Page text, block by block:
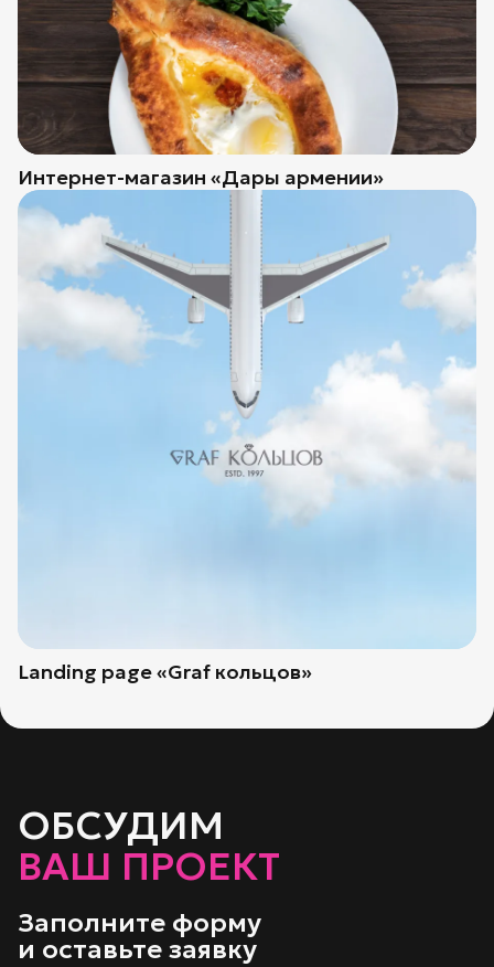
Интернет-магазин «Дары армении»
Landing page «Graf кольцов»
ОБСУДИМ
ВАШ ПРОЕКТ
Заполните форму
и оставьте заявку